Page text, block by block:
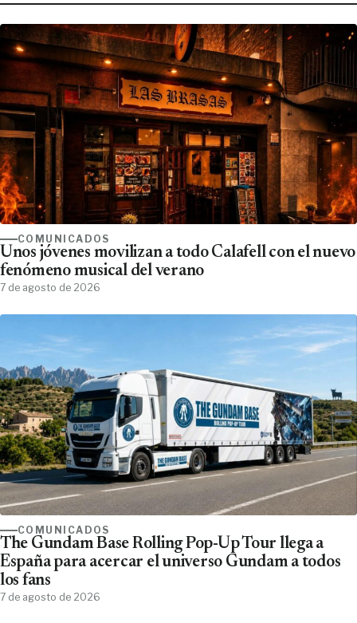
COMUNICADOS
Unos jóvenes movilizan a todo Calafell con el nuevo
fenómeno musical del verano
7 de agosto de 2026
COMUNICADOS
The Gundam Base Rolling Pop-Up Tour llega a
España para acercar el universo Gundam a todos
los fans
7 de agosto de 2026